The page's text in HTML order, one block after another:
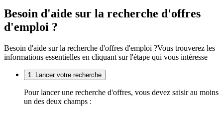
Besoin d'aide sur la recherche d'offres
d'emploi ?
Besoin d'aide sur la recherche d'offres d'emploi ?Vous trouverez les
informations essentielles en cliquant sur l'étape qui vous intéresse
1. Lancer votre recherche
Pour lancer une recherche d'offres, vous devez saisir au moins
un des deux champs :